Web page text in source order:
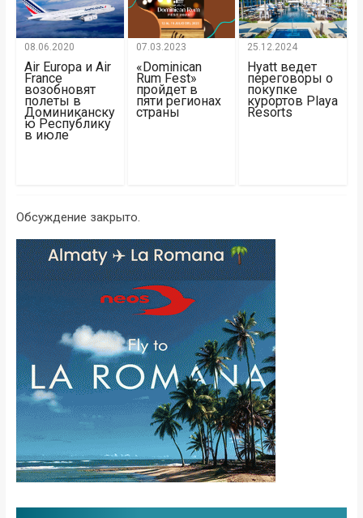
08.06.2020
Air Europa и Air
France
возобновят
полеты в
Доминиканску
ю Республику
в июле
07.03.2023
«Dominican
Rum Fest»
пройдет в
пяти регионах
страны
25.12.2024
Hyatt ведет
переговоры о
покупке
курортов Playa
Resorts
Обсуждение закрыто.